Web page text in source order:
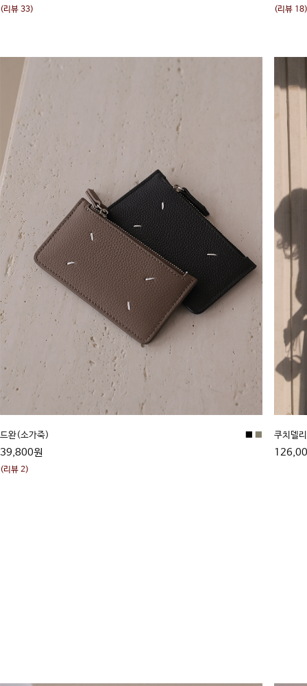
(리뷰 33) (리뷰 18)
드완(소가죽)
39,800원
■ ■
(리뷰 2)
쿠치델리